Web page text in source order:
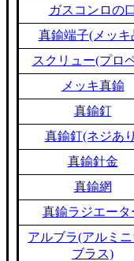
ガスコンロの
真鍮端子(メッキ
スクリュー(プロ
メッキ真鍮
真鍮釘
真鍮釘(ネジあ
真鍮針金
真鍮網
真鍮ラジエータ
アルブラ(アルミニ
ブラス)